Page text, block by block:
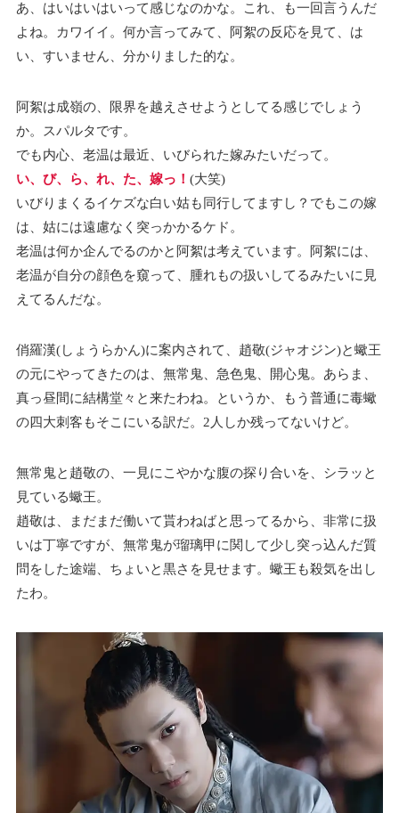
あ、はいはいはいって感じなのかな。これ、も一回言うんだ
よね。カワイイ。何か言ってみて、阿絮の反応を見て、は
い、すいません、分かりました的な。
阿絮は成嶺の、限界を越えさせようとしてる感じでしょう
か。スパルタです。
でも内心、老温は最近、いびられた嫁みたいだって。
い、び、ら、れ、た、嫁っ！ (大笑)
いびりまくるイケズな白い姑も同行してますし？でもこの嫁
は、姑には遠慮なく突っかかるケド。
老温は何か企んでるのかと阿絮は考えています。阿絮には、
老温が自分の顔色を窺って、腫れもの扱いしてるみたいに見
えてるんだな。
俏羅漢(しょうらかん)に案内されて、趙敬(ジャオジン)と蠍王
の元にやってきたのは、無常鬼、急色鬼、開心鬼。あらま、
真っ昼間に結構堂々と来たわね。というか、もう普通に毒蠍
の四大刺客もそこにいる訳だ。2人しか残ってないけど。
無常鬼と趙敬の、一見にこやかな腹の探り合いを、シラッと
見ている蠍王。
趙敬は、まだまだ働いて貰わねばと思ってるから、非常に扱
いは丁寧ですが、無常鬼が瑠璃甲に関して少し突っ込んだ質
問をした途端、ちょいと黒さを見せます。蠍王も殺気を出し
たわ。